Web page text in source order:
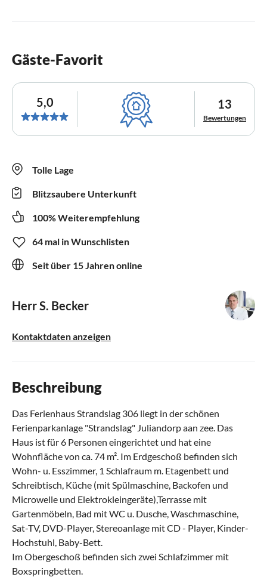
Gäste-Favorit
5,0 13
Bewertungen
Tolle Lage
Blitzsaubere Unterkunft
100% Weiterempfehlung
64 mal in Wunschlisten
Seit über 15 Jahren online
Herr S. Becker
Kontaktdaten anzeigen
Beschreibung
Das Ferienhaus Strandslag 306 liegt in der schönen
Ferienparkanlage "Strandslag" Juliandorp aan zee. Das
Haus ist für 6 Personen eingerichtet und hat eine
Wohnfläche von ca. 74 m². Im Erdgeschoß befinden sich
Wohn- u. Esszimmer, 1 Schlafraum m. Etagenbett und
Schreibtisch, Küche (mit Spülmaschine, Backofen und
Microwelle und Elektrokleingeräte),Terrasse mit
Gartenmöbeln, Bad mit WC u. Dusche, Waschmaschine,
Sat-TV, DVD-Player, Stereoanlage mit CD - Player, Kinder-
Hochstuhl, Baby-Bett.
Im Obergeschoß befinden sich zwei Schlafzimmer mit
Boxspringbetten.